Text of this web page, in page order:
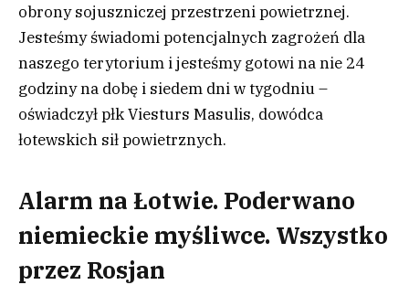
obrony sojuszniczej przestrzeni powietrznej.
Jesteśmy świadomi potencjalnych zagrożeń dla
naszego terytorium i jesteśmy gotowi na nie 24
godziny na dobę i siedem dni w tygodniu –
oświadczył płk Viesturs Masulis, dowódca
łotewskich sił powietrznych.
Alarm na Łotwie. Poderwano
niemieckie myśliwce. Wszystko
przez Rosjan